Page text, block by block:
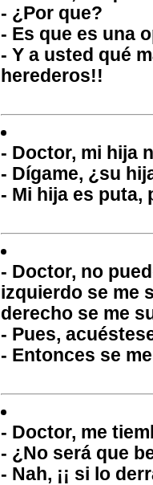
- ¿Por que?
- Es que es una
- Y a usted qué
herederos!!
- Doctor, mi hija
- Dígame, ¿su
- Mi hija es puta,
- Doctor, no
izquierdo se me
derecho se me
- Pues,
- Entonces se
- Doctor, me
- ¿No será que
- Nah, ¡¡ si lo